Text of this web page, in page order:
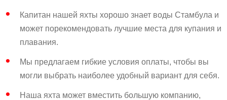
Капитан нашей яхты хорошо знает воды Стамбула и
может порекомендовать лучшие места для купания и
плавания.
Мы предлагаем гибкие условия оплаты, чтобы вы
могли выбрать наиболее удобный вариант для себя.
Наша яхта может вместить большую компанию,